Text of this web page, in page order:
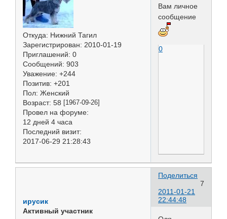
Откуда: Нижний Тагил
Зарегистрирован: 2010-01-19
Приглашений: 0
Сообщений: 903
Уважение: +244
Позитив: +201
Пол: Женский
Возраст: 58 [1967-09-26]
Провел на форуме:
12 дней 4 часа
Последний визит:
2017-06-29 21:28:43
Вам личное
сообщение
0
Поделиться
7
2011-01-21
22:44:48
ирусик
Активный участник